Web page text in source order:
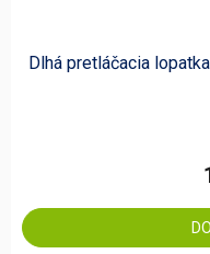
Dlhá pretláčacia